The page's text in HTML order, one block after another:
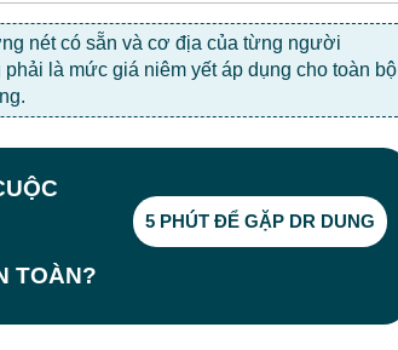
nét có sẵn và cơ địa của từng người
là mức giá niêm yết áp dụng cho toàn bộ
TOÀN?
5 PHÚT ĐỂ GẶP DR DUNG